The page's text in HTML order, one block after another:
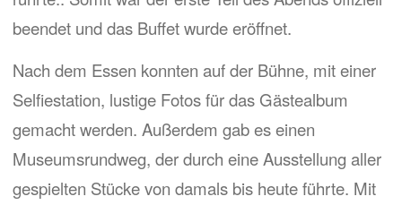
beendet und das Buffet wurde eröffnet.
Nach dem Essen konnten auf der Bühne, mit einer
Selfiestation, lustige Fotos für das Gästealbum
gemacht werden. Außerdem gab es einen
Museumsrundweg, der durch eine Ausstellung aller
gespielten Stücke von damals bis heute führte. Mit